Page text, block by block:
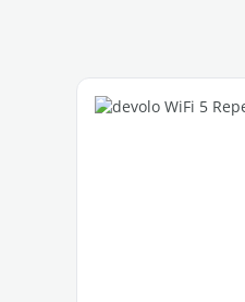
Produktgalerie überspringen